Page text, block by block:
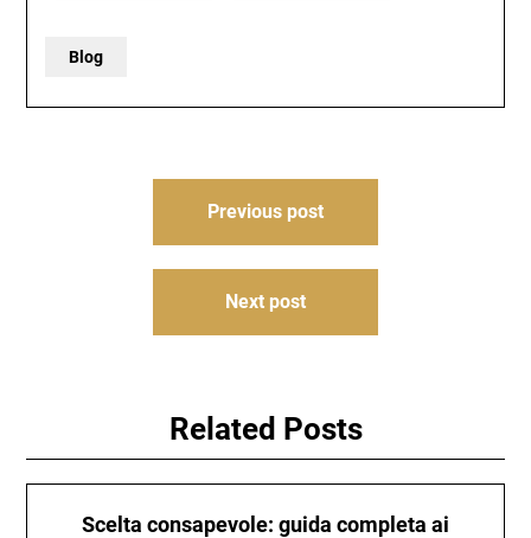
Blog
Previous post
Next post
Related Posts
Scelta consapevole: guida completa ai